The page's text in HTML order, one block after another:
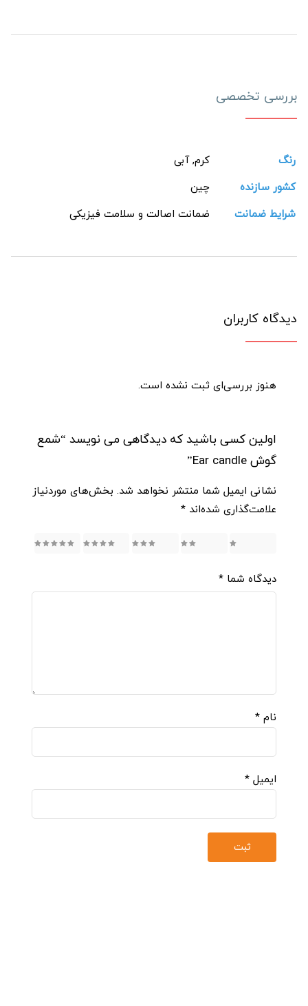
بررسی تخصصی
رنگ
کرم, آبی
کشور سازنده
چین
شرایط ضمانت
ضمانت اصالت و سلامت فیزیکی
دیدگاه کاربران
هنوز بررسی‌ای ثبت نشده است.
اولین کسی باشید که دیدگاهی می نویسد “شمع
گوش Ear candle”
نشانی ایمیل شما منتشر نخواهد شد. بخش‌های موردنیاز
علامت‌گذاری شده‌اند *
5
دیدگاه شما *
نام *
ایمیل *